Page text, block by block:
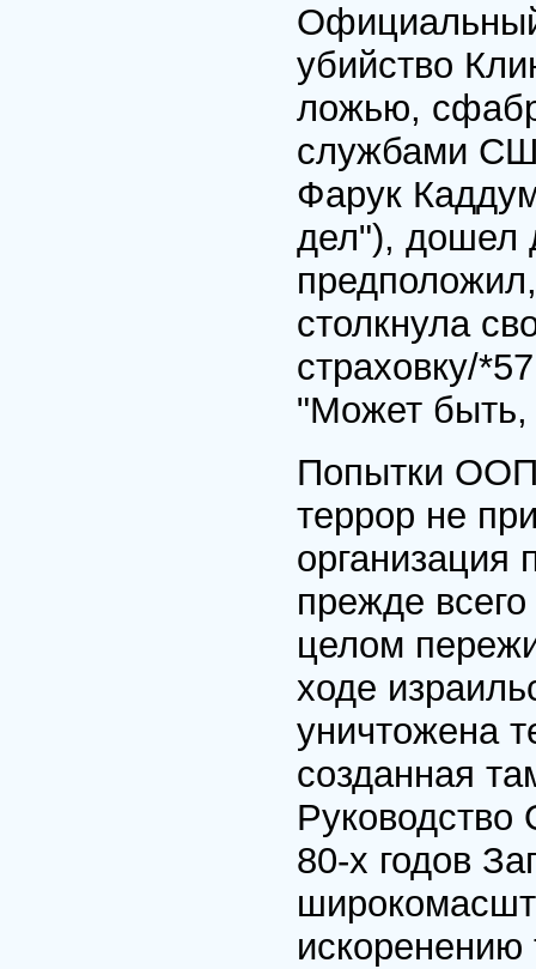
убийство
ложью,
службами
Фарук
дел"), дошел
столкнула
страховку/
"Может быть,
Попытки ООП
террор не
организация
прежде
целом
ходе
уничтожена
созданная
80-х годов
искоренению